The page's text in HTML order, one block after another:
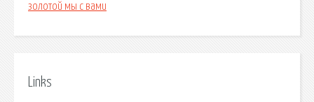
золотой мы с вами
Links